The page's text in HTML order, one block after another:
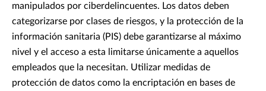
manipulados por ciberdelincuentes. Los datos deben
categorizarse por clases de riesgos, y la protección de la
información sanitaria (PIS) debe garantizarse al máximo
nivel y el acceso a esta limitarse únicamente a aquellos
empleados que la necesitan. Utilizar medidas de
protección de datos como la encriptación en bases de